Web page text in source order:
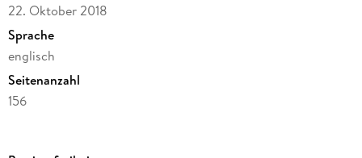
22. Oktober 2018
Sprache
englisch
Seitenanzahl
156